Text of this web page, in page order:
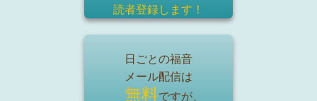
読者登録します！
日ごとの福音
メール配信は
無料ですが、